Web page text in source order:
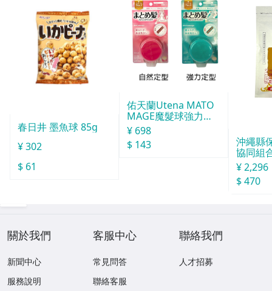
Vosteed 刀具
Vargo 美國戶外大廠
Vexor 美國威獅 防身辣椒噴霧
WE KNIFE 專業刀廠
WENGER 電腦包/背包
Zippo 經典防風打火機
春日井 墨魚球 85g
¥ 302
$ 61
佑天蘭Utena MATO
MAGE魔髮球強力定
型
¥ 698
$ 143
沖繩縣
協同組
球酒豪
¥ 2,296
$ 470
關於我們
新聞中心
服務說明
客服中心
常見問答
聯絡客服
聯絡我們
人才招募